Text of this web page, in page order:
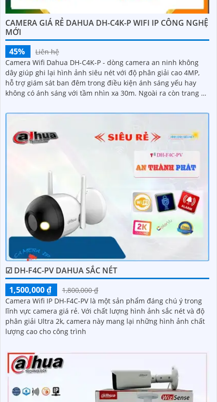
CAMERA GIÁ RẺ DAHUA DH-C4K-P WIFI IP CÔNG NGHỆ
MỚI
45%
Liên hệ
Camera Wifi Dahua DH-C4K-P - dòng camera an ninh không
dây giúp ghi lại hình ảnh siêu nét với độ phân giải cao 4MP,
hỗ trợ giám sát ban đêm trong điều kiện ánh sáng yếu hay
không có ánh sáng với tầm nhìn xa 30m. Ngoài ra còn trang bị
quan sát đặc biệt với lưu trữ dữ liệu tại chỗ qua khe cắm thẻ
báo chuyển động giả bằng motion detection và nhận dạng
người
☑ DH-F4C-PV DAHUA SẮC NÉT
1,500,000 ₫
1,800,000 ₫
Camera Wifi IP DH-F4C-PV là một sản phẩm đáng chú ý trong
lĩnh vực camera giá rẻ. Với chất lượng hình ảnh sắc nét và độ
phân giải Ultra 2k, camera này mang lại những hình ảnh chất
lượng cao cho công trình